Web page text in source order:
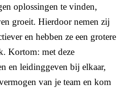
oplossingen te vinden,
groeit. Hierdoor nemen zij
en hebben ze een grotere
Kortom: met deze
en leidinggeven bij elkaar,
van je team en kom